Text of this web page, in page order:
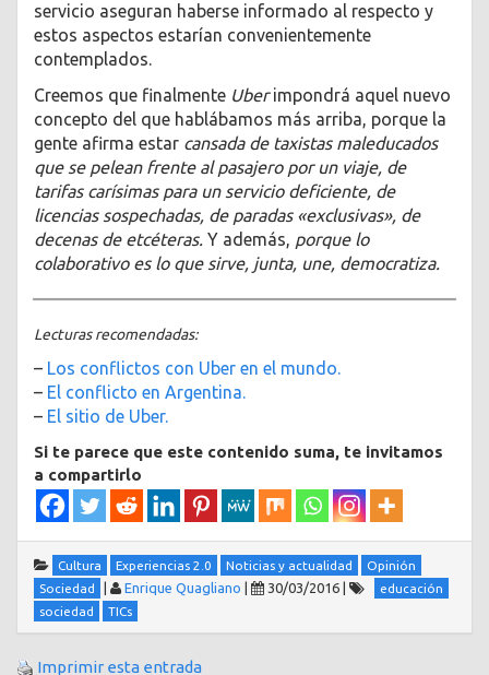
servicio aseguran haberse informado al respecto y
estos aspectos estarían convenientemente
contemplados.
Creemos que finalmente Uberimpondrá aquel nuevo
concepto del que hablábamos más arriba, porque la
gente afirma estar cansada de taxistas maleducados
que se pelean frente al pasajero por un viaje, de
tarifas carísimas para un servicio deficiente, de
licencias sospechadas, de paradas «exclusivas», de
decenas de etcéteras. Y además, porque lo
colaborativo es lo que sirve, junta, une, democratiza.
Lecturas recomendadas:
– Los conflictos con Uber en el mundo.
– El conflicto en Argentina.
– El sitio de Uber.
Si te parece que este contenido suma, te invitamos
a compartirlo
Cultura Experiencias 2.0 Noticias y actualidad
Opinión
Sociedad
| Enrique Quagliano | 30/03/2016 |
educación
sociedad
TICs
Imprimir esta entrada